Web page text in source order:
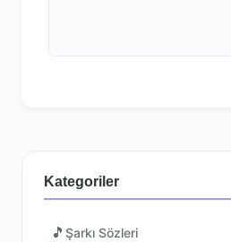
Kategoriler
🎵 Şarkı Sözleri